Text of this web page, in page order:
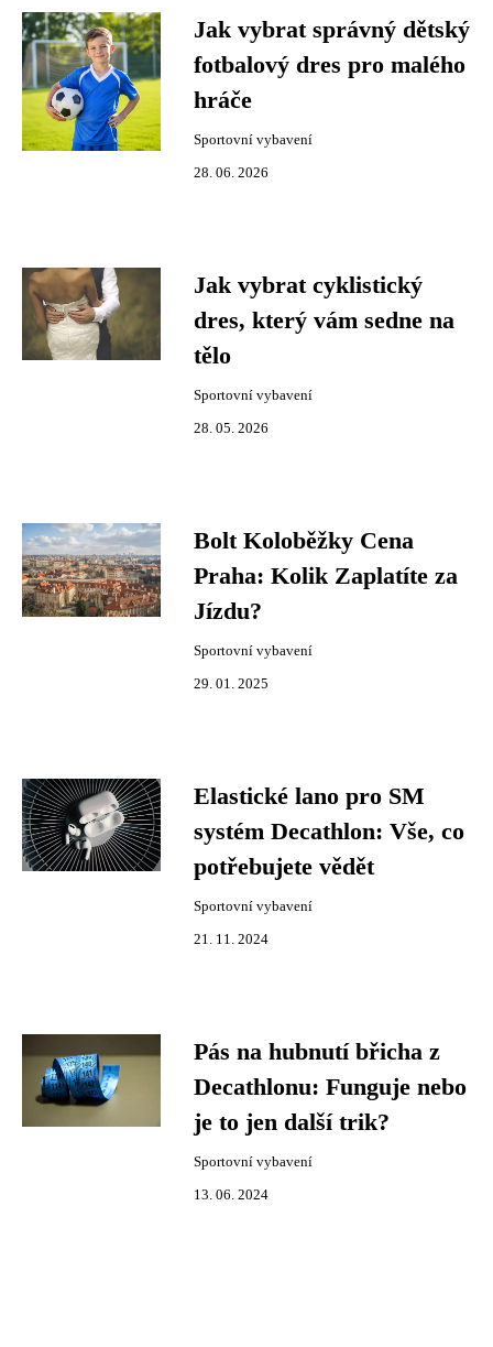
Jak vybrat správný dětský
fotbalový dres pro malého
hráče
Sportovní vybavení
28. 06. 2026
Jak vybrat cyklistický
dres, který vám sedne na
tělo
Sportovní vybavení
28. 05. 2026
Bolt Koloběžky Cena
Praha: Kolik Zaplatíte za
Jízdu?
Sportovní vybavení
29. 01. 2025
Elastické lano pro SM
systém Decathlon: Vše, co
potřebujete vědět
Sportovní vybavení
21. 11. 2024
Pás na hubnutí břicha z
Decathlonu: Funguje nebo
je to jen další trik?
Sportovní vybavení
13. 06. 2024